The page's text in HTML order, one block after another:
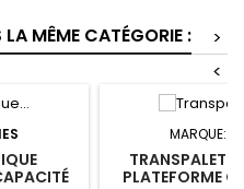
MÊME CATÉGORIE :
>
<
MARQUE:
PLATEFORME